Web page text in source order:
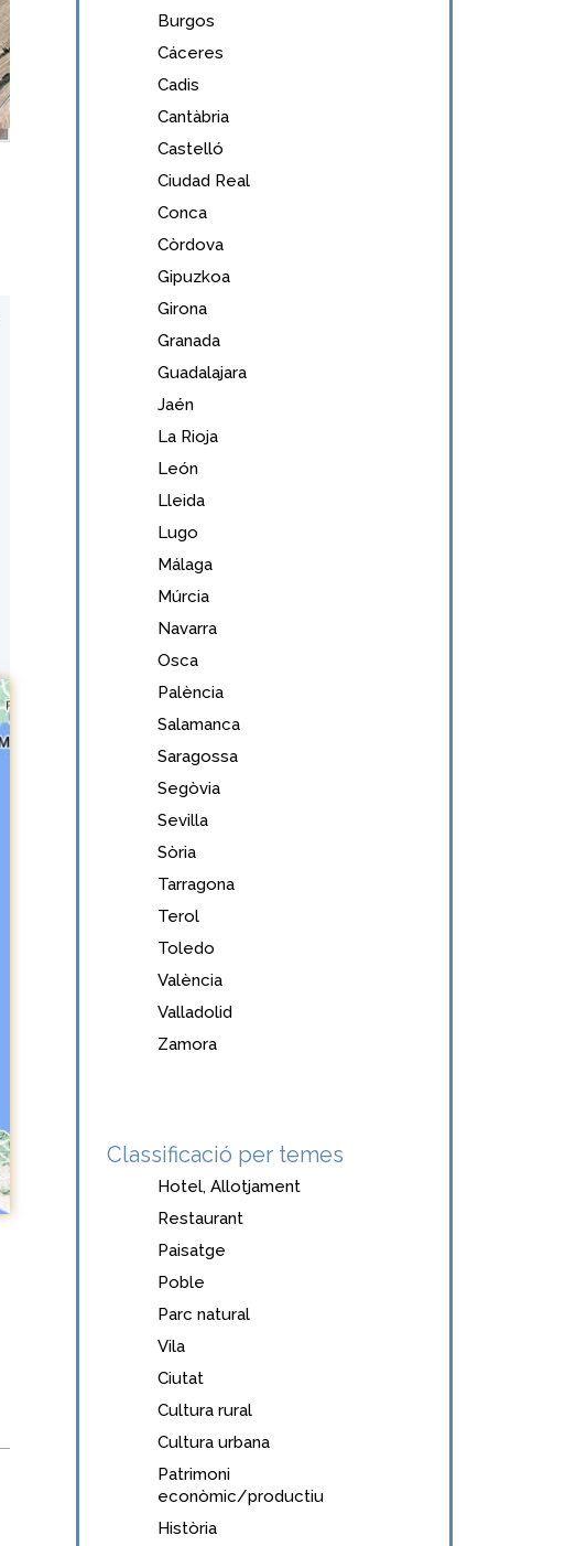
Burgos
Cáceres
Cadis
Cantàbria
Castelló
Ciudad Real
Conca
Còrdova
Gipuzkoa
Girona
Granada
Guadalajara
Jaén
La Rioja
León
Lleida
Lugo
Málaga
Múrcia
Navarra
Osca
Palència
Salamanca
Saragossa
Segòvia
Sevilla
Sòria
Tarragona
Terol
Toledo
València
Valladolid
Zamora
Classificació per temes
Hotel, Allotjament
Restaurant
Paisatge
Poble
Parc natural
Vila
Ciutat
Cultura rural
Cultura urbana
Patrimoni
econòmic/productiu
Història